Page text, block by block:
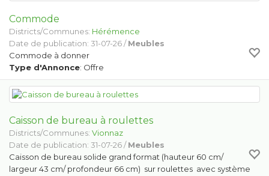
Commode
Districts/Communes: Hérémence
Date de publication: 31-07-26 /Meubles
Commode à donner
Type d'Annonce: Offre
Caisson de bureau à roulettes
Districts/Communes: Vionnaz
Date de publication: 31-07-26 /Meubles
Caisson de bureau solide grand format (hauteur 60 cm/
largeur 43 cm/ profondeur 66 cm) sur roulettes avec système